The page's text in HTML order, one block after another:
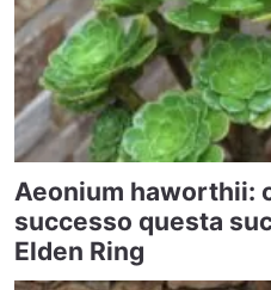
Aeonium haworthii:
successo questa
Elden Ring